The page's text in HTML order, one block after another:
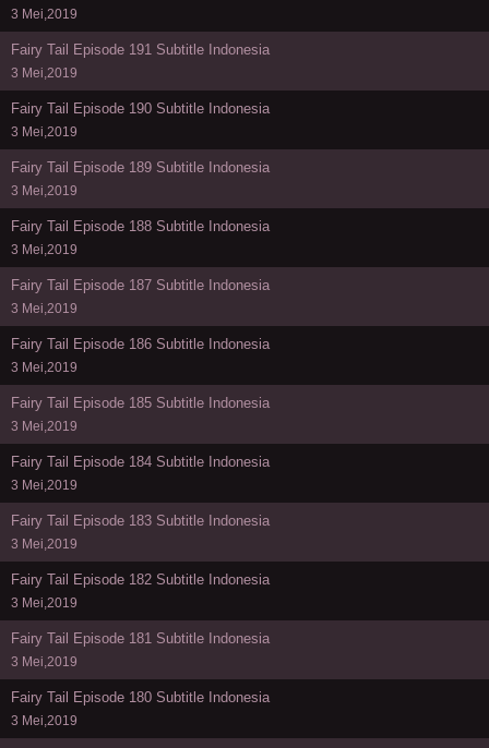
3 Mei,2019
Fairy Tail Episode 191 Subtitle Indonesia
3 Mei,2019
Fairy Tail Episode 190 Subtitle Indonesia
3 Mei,2019
Fairy Tail Episode 189 Subtitle Indonesia
3 Mei,2019
Fairy Tail Episode 188 Subtitle Indonesia
3 Mei,2019
Fairy Tail Episode 187 Subtitle Indonesia
3 Mei,2019
Fairy Tail Episode 186 Subtitle Indonesia
3 Mei,2019
Fairy Tail Episode 185 Subtitle Indonesia
3 Mei,2019
Fairy Tail Episode 184 Subtitle Indonesia
3 Mei,2019
Fairy Tail Episode 183 Subtitle Indonesia
3 Mei,2019
Fairy Tail Episode 182 Subtitle Indonesia
3 Mei,2019
Fairy Tail Episode 181 Subtitle Indonesia
3 Mei,2019
Fairy Tail Episode 180 Subtitle Indonesia
3 Mei,2019